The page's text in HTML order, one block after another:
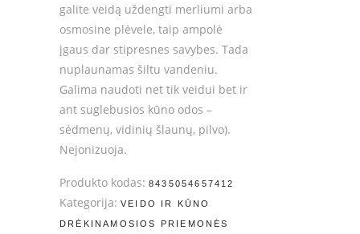
galite veidą uždengti merliumi arba
osmosine plėvele, taip ampolė
įgaus dar stipresnes savybes. Tada
nuplaunamas šiltu vandeniu.
Galima naudoti net tik veidui bet ir
ant suglebusios kūno odos –
sėdmenų, vidinių šlaunų, pilvo).
Nejonizuoja.
Produkto kodas: 8435054657412
Kategorija: VEIDO IR KŪNO
DRĖKINAMOSIOS PRIEMONĖS